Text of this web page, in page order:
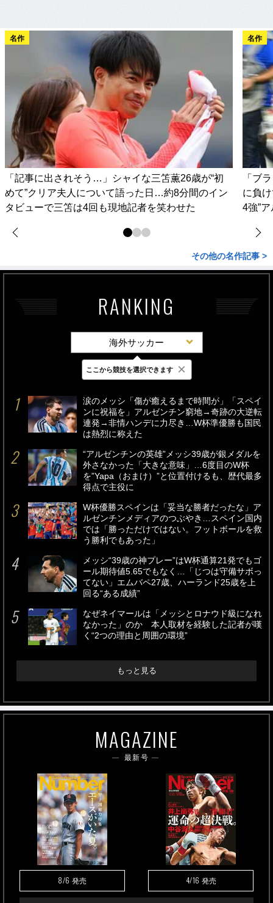
名作
「記事に出されそう…」シャイな三笘薫26歳が“初
めて”クリア夫人について語った日…約8分間のイン
タビューで三笘は4回も現地記者を笑わせた
名作
「ブ
に負
4強”
その他の名作記事 >
RANKING
海外サッカー
最新 24時間 週間
涙のメッシ「傷が癒えるまで時間が」「スペイ
ンに祝福を」アルゼンチン窮地→奇跡の大逆転
連発→非情ハンデに力尽き…W杯準優勝も国民
は熱烈に称えた
“アルゼンチンの英雄”メッシ39歳が銀メダルを
外さなかった「大きな意味」…6度目のW杯
を”Yapa（おまけ）”と位置付けるも、歴代最多
得点で主役に
W杯優勝スペインは「妥当な勝者だったな」ア
ルゼンチンメディアのつぶやき…スペイン国内
では「勝っただけではない。フットボールを救
う勝利でもあった」
メッシ“39歳の神プレー”はW杯通算21発でもゴ
ール期待値5.65でもなく…「じつは守備サボっ
てない」エムバペ27歳、ハーランド25歳を上
回る“ある成績”
なぜネイマールは「メッシとロナウド級になれ
なかった」のか 本人取材を経験した記者が嘆
く“2つの理由と周囲の環境”
もっと見る
MAGAZINE
最新号
8/6 発売 4/16 発売
ここから競技を選択できます ×